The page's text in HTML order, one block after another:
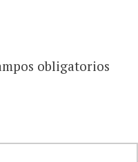
obligatorios